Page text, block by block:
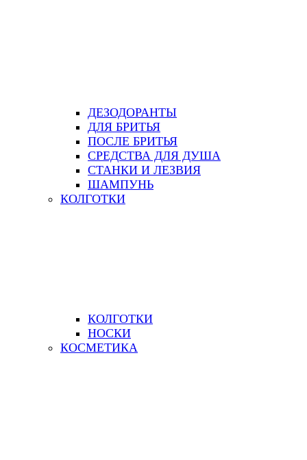
ДЕЗОДОРАНТЫ
ДЛЯ БРИТЬЯ
ПОСЛЕ БРИТЬЯ
СРЕДСТВА ДЛЯ ДУША
СТАНКИ И ЛЕЗВИЯ
ШАМПУНЬ
КОЛГОТКИ
КОЛГОТКИ
НОСКИ
КОСМЕТИКА